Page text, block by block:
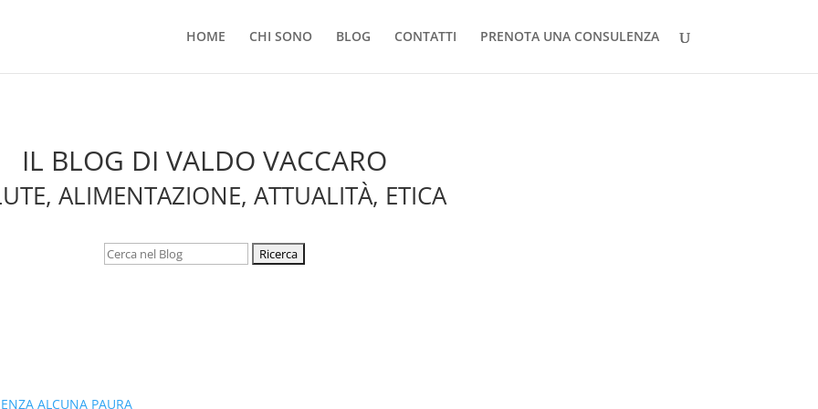
HOME CHI SONO BLOG CONTATTI PRENOTA UNA CONSULENZA
IL BLOG DI VALDO VACCARO
ALIMENTAZIONE, ATTUALITÀ, ETICA
Cerca: